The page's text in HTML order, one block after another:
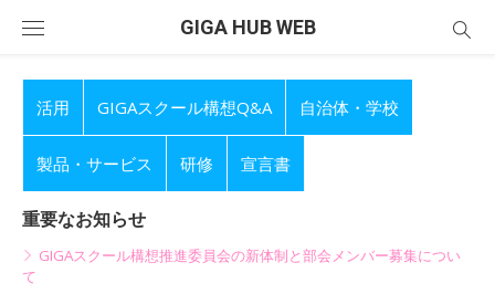
GIGA HUB WEB
活用 GIGAスクール構想Q&A 自治体・学校
製品・サービス 研修 宣言書
重要なお知らせ
GIGAスクール構想推進委員会の新体制と部会メンバー募集につい
て